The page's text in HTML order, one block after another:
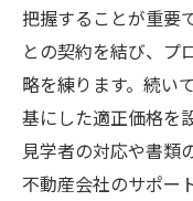
把握することが重要
との契約を結び、プ
略を練ります。続い
基にした適正価格を
見学者の対応や書類
不動産会社のサポー